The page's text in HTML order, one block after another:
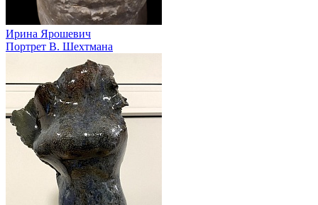
Ирина Ярошевич
Портрет В. Шехтмана